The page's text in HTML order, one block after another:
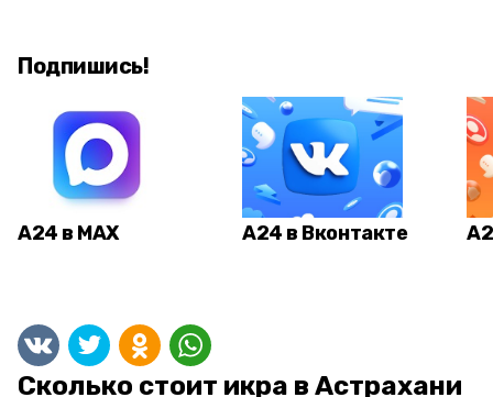
Подпишись!
А24 в MAX А24 в Вконтакте
Сколько стоит икра в Астрахани